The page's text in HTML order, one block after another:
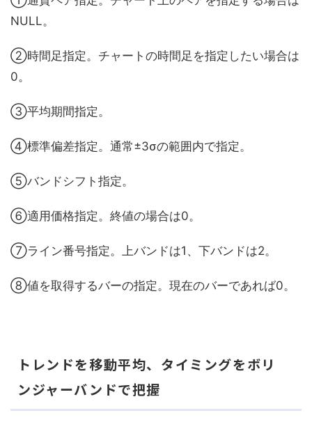
NULL。
②時間足指定。チャートの時間足を指定したい場合は
0。
③平均期間指定。
④標準偏差指定。通常±3σの範囲内で指定。
⑤バンドシフト指定。
⑥適用価格指定。終値の場合は0。
⑦ライン番号指定。上バンドは1、下バンドは2。
⑧値を取得するバーの指定。現在のバーであれば0。
トレンドを移動平均、タイミングをボリ
ンジャーバンドで把握